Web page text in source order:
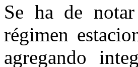
Se ha de
régimen
agregando